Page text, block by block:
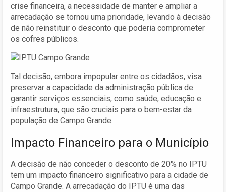
crise financeira, a necessidade de manter e ampliar a
arrecadação se tornou uma prioridade, levando à decisão
de não reinstituir o desconto que poderia comprometer
os cofres públicos.
Tal decisão, embora impopular entre os cidadãos, visa
preservar a capacidade da administração pública de
garantir serviços essenciais, como saúde, educação e
infraestrutura, que são cruciais para o bem-estar da
população de Campo Grande.
Impacto Financeiro para o Município
A decisão de não conceder o desconto de 20% no IPTU
tem um impacto financeiro significativo para a cidade de
Campo Grande. A arrecadação do IPTU é uma das